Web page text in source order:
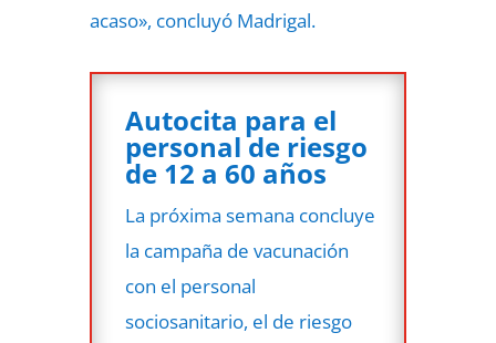
acaso», concluyó Madrigal.
Autocita para el
personal de riesgo
de 12 a 60 años
La próxima semana concluye
la campaña de vacunación
con el personal
sociosanitario, el de riesgo